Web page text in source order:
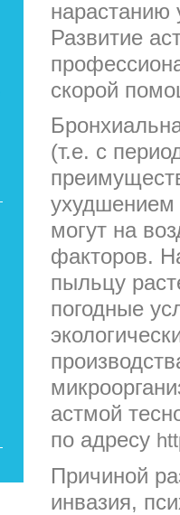
нарастанию
Развитие
скорой
(т.е. с
ухудшением
могут на
факторов.
пыльцу
погодные
астмой
по адресу
Причиной
инвазия,